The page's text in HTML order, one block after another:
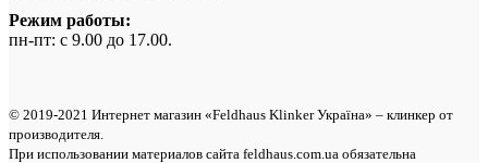
Режим работы:
пн-пт: с 9.00 до 17.00.
© 2019-2021 Интернет магазин «Feldhaus Klinker Україна» – клинкер от
производителя.
При использовании материалов сайта feldhaus.com.ua обязательна